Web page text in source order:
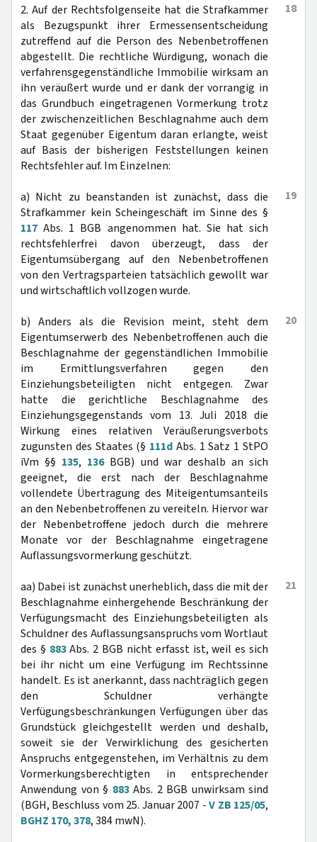
18
2. Auf der Rechtsfolgenseite hat die Strafkammer
als Bezugspunkt ihrer Ermessensentscheidung
zutreffend auf die Person des Nebenbetroffenen
abgestellt. Die rechtliche Würdigung, wonach die
verfahrensgegenständliche Immobilie wirksam an
ihn veräußert wurde und er dank der vorrangig in
das Grundbuch eingetragenen Vormerkung trotz
der zwischenzeitlichen Beschlagnahme auch dem
Staat gegenüber Eigentum daran erlangte, weist
auf Basis der bisherigen Feststellungen keinen
Rechtsfehler auf. Im Einzelnen:
19
a) Nicht zu beanstanden ist zunächst, dass die
Strafkammer kein Scheingeschäft im Sinne des §
117 Abs. 1 BGB angenommen hat. Sie hat sich
rechtsfehlerfrei davon überzeugt, dass der
Eigentumsübergang auf den Nebenbetroffenen
von den Vertragsparteien tatsächlich gewollt war
und wirtschaftlich vollzogen wurde.
20
b) Anders als die Revision meint, steht dem
Eigentumserwerb des Nebenbetroffenen auch die
Beschlagnahme der gegenständlichen Immobilie
im Ermittlungsverfahren gegen den
Einziehungsbeteiligten nicht entgegen. Zwar
hatte die gerichtliche Beschlagnahme des
Einziehungsgegenstands vom 13. Juli 2018 die
Wirkung eines relativen Veräußerungsverbots
zugunsten des Staates (§ 111d Abs. 1 Satz 1 StPO
iVm §§ 135, 136BGB) und war deshalb an sich
geeignet, die erst nach der Beschlagnahme
vollendete Übertragung des Miteigentumsanteils
an den Nebenbetroffenen zu vereiteln. Hiervor war
der Nebenbetroffene jedoch durch die mehrere
Monate vor der Beschlagnahme eingetragene
Auflassungsvormerkung geschützt.
21
aa) Dabei ist zunächst unerheblich, dass die mit der
Beschlagnahme einhergehende Beschränkung der
Verfügungsmacht des Einziehungsbeteiligten als
Schuldner des Auflassungsanspruchs vom Wortlaut
des § 883Abs. 2 BGB nicht erfasst ist, weil es sich
bei ihr nicht um eine Verfügung im Rechtssinne
handelt. Es ist anerkannt, dass nachträglich gegen
den Schuldner verhängte
Verfügungsbeschränkungen Verfügungen über das
Grundstück gleichgestellt werden und deshalb,
soweit sie der Verwirklichung des gesicherten
Anspruchs entgegenstehen, im Verhältnis zu dem
Vormerkungsberechtigten in entsprechender
Anwendung von § 883Abs. 2 BGB unwirksam sind
(BGH, Beschluss vom 25. Januar 2007 -V ZB 125/05,
BGHZ 170, 378, 384 mwN).